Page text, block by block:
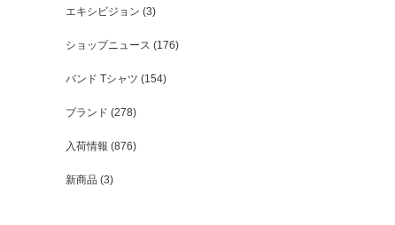
エキシビジョン (3)
ショップニュース (176)
バンド Tシャツ (154)
ブランド (278)
入荷情報 (876)
新商品 (3)